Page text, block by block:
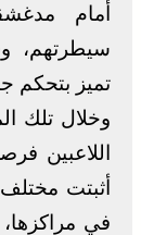
أمام
تميز بتحكم
وخلال تلك
اللاعبين
أثبتت
في